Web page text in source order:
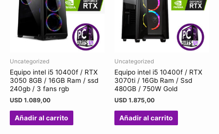
Uncategorized
Equipo intel i5 10400f / RTX
3050 8GB / 16GB Ram / ssd
240gb / 3 fans rgb
USD 1.089,00
Añadir al carrito
Uncategorized
Equipo intel i5 10400f / RTX
3070ti / 16Gb Ram / Ssd
480GB / 750W Gold
USD 1.875,00
Añadir al carrito